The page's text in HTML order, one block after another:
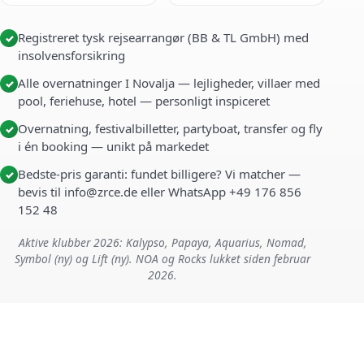
✓ Registreret tysk rejsearrangør (BB & TL GmbH) med
insolvensforsikring
✓ Alle overnatninger I Novalja — lejligheder, villaer med
pool, feriehuse, hotel — personligt inspiceret
✓ Overnatning, festivalbilletter, partyboat, transfer og fly
i én booking — unikt på markedet
✓ Bedste-pris garanti: fundet billigere? Vi matcher —
bevis til info@zrce.de eller WhatsApp +49 176 856
152 48
Aktive klubber 2026: Kalypso, Papaya, Aquarius, Nomad,
Symbol (ny) og Lift (ny). NOA og Rocks lukket siden februar
2026.